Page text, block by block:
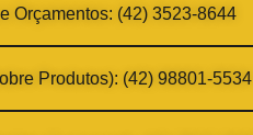
Orçamentos: (42) 3523-8644
Produtos): (42) 98801-5534